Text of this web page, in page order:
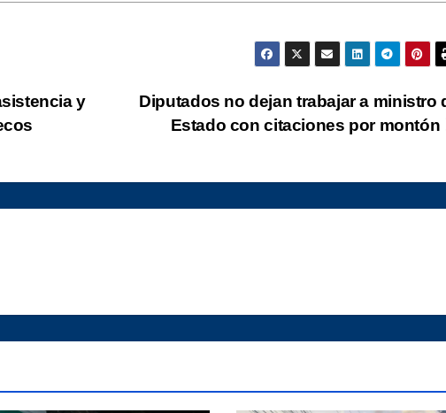
Diputados no dejan trabajar a ministro
Estado con citaciones por montón
y